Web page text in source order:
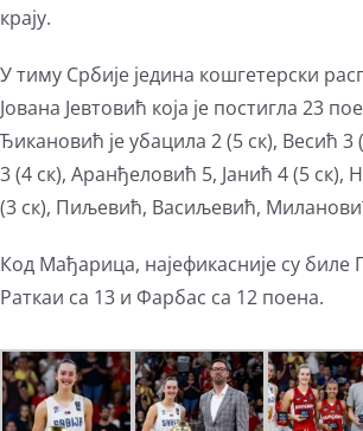
крају.
У тиму Србије једина кошгетерски
Јована Јевтовић која је постигла 23
Ђикановић је убацила 2 (5 ск), Весић 3
3 (4 ск), Аранђеловић 5, Јанић 4 (5 ск),
(3 ск), Пиљевић, Васиљевић,
Код Мађарица, најефикасније су биле
Раткаи са 13 и Фарбас са 12 поена.